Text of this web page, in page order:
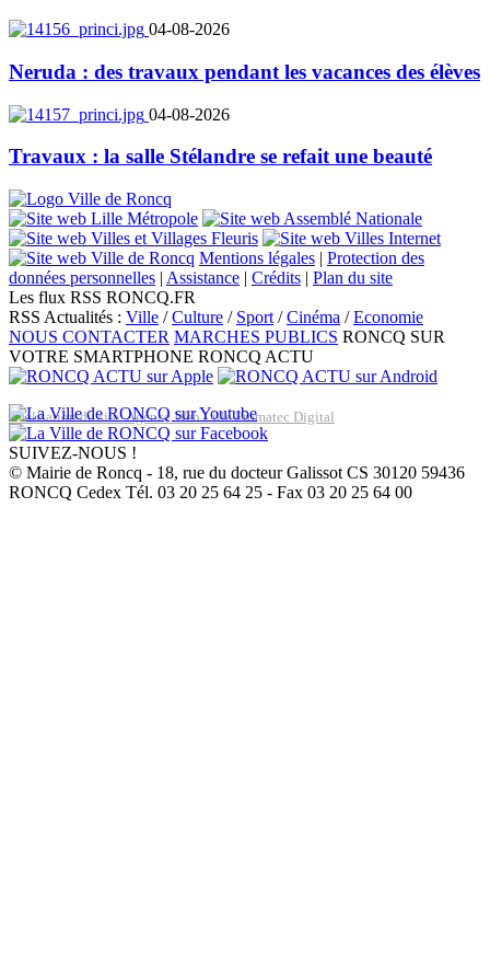
04-08-2026
Neruda : des travaux pendant les vacances des élèves
04-08-2026
Travaux : la salle Stélandre se refait une beauté
Mentions légales | Protection des
données personnelles | Assistance | Crédits | Plan du site
Les flux RSS RONCQ.FR
RSS Actualités : Ville /Culture / Sport /Cinéma /Economie
NOUS CONTACTER MARCHES PUBLICS RONCQ SUR
VOTRE SMARTPHONE RONCQ ACTU
Réalisation du site: Agence Web Lille Promatec Digital
SUIVEZ-NOUS !
© Mairie de Roncq - 18, rue du docteur Galissot CS 30120 59436
RONCQ Cedex Tél. 03 20 25 64 25 - Fax 03 20 25 64 00